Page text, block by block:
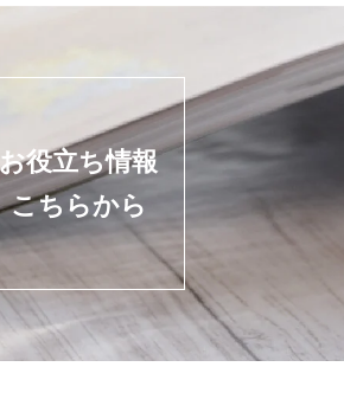
お役立ち情報
こちらから